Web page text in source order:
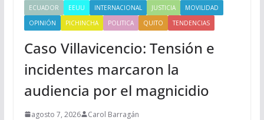
ECUADOR EEUU INTERNACIONAL JUSTICIA
MOVILIDAD
OPINIÓN
PICHINCHA POLITICA QUITO TENDENCIAS
Caso Villavicencio: Tensión e
incidentes marcaron la
audiencia por el magnicidio
agosto 7, 2026 Carol Barragán